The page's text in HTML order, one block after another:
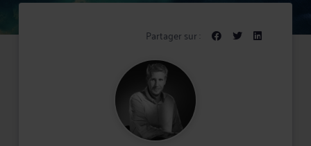
Partager sur :